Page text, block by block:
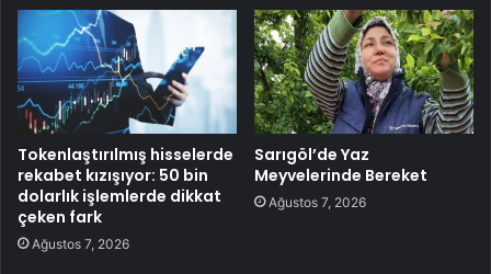
Tokenlaştırılmış hisselerde
rekabet kızışıyor: 50 bin
dolarlık işlemlerde dikkat
çeken fark
Ağustos 7, 2026
Sarıgöl’de Yaz
Meyvelerinde Bereket
Ağustos 7, 2026